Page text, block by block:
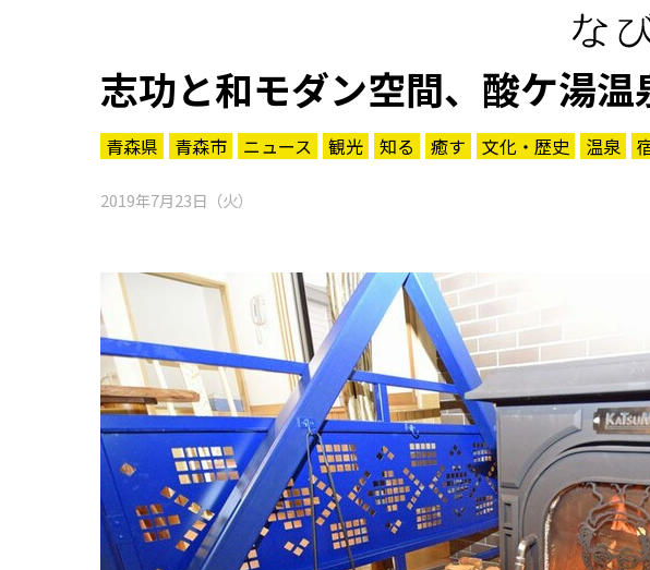
志功と和モダン空間、酸ケ湯温
青森県 青森市 ニュース 観光 知る 癒す 文化・歴史 温泉
2019年7月23日（火）
パワースポット